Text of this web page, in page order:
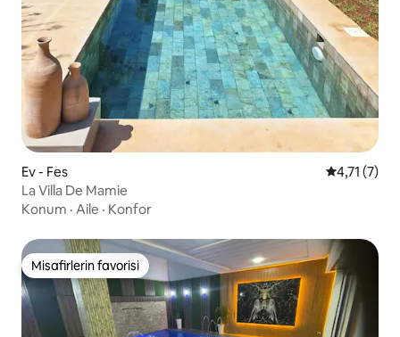
Ev - Fes 54,71 (7)
La Villa De Mamie
Konum · Aile · Konfor
Misafirlerin favorisi
Misafirlerin favorisi